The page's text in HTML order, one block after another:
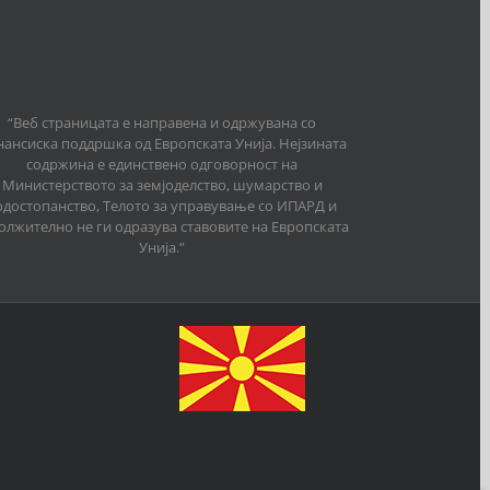
“Веб страницата е направена и одржувана со
поддршка од Европската Унија. Нејзината
содржина е единствено одговорност на
Министерството за земјоделство, шумарство и
Телото за управување со ИПАРД и
не ги одразува ставовите на Европската
Унија.”